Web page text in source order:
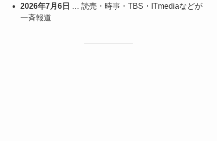
2026年7月6日 … 読売・時事・TBS・ITmediaなどが
一斉報道